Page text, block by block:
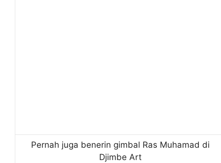
Pernah juga benerin gimbal Ras Muhamad di
Djimbe Art